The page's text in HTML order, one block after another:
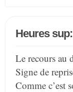
Heures
Le recours au
Signe de
Comme c’est